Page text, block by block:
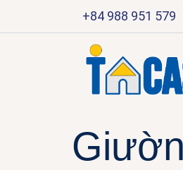
+84 988 951 579